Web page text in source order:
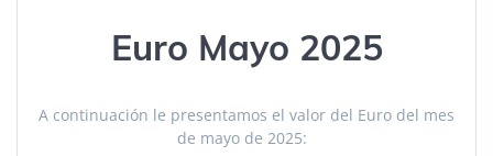
Euro Mayo 2025
A continuación le presentamos el valor del Euro del mes
de mayo de 2025: